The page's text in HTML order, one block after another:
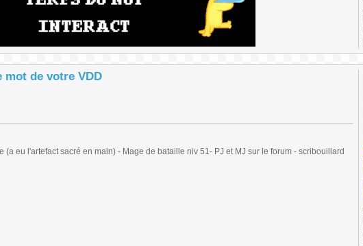
de votre VDD
eu l'artefact sacré en main) - Mage de bataille niv 51- PJ et MJ sur le forum - scribouillard